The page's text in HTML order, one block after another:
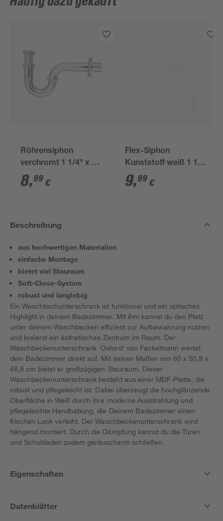
Röhrensiphon
verchromt 1 1/4" x 32
mm
8,99 €
Flex-Siphon
Kunststoff weiß 1 1/2'
x 40/50 mm
9,99 €
Beschreibung
aus hochwertigen Materialien
einfache Montage
bietet viel Stauraum
Soft-Close-System
robust und langlebig
Ein Waschtischunterschrank ist funktional und ein optisches
Highlight in deinem Badezimmer. Mit ihm kannst du den Platz
unter deinem Waschbecken effizient zur Aufbewahrung nutzen
und kreierst ein ästhetisches Zentrum im Raum. Der
Waschbeckenunterschrank 'Oxford' von Fackelmann wertet
dein Badezimmer direkt auf. Mit seinen Maßen von 60 x 50,9 x
48,8 cm bietet er großzügigen Stauraum. Dieser
Waschbeckenunterschrank besteht aus einer MDF-Platte, die
robust und pflegeleicht ist. Dabei überzeugt die hochglänzende
Oberfläche in Weiß durch ihre moderne Ausstrahlung und
pflegeleichte Handhabung, die Deinem Badezimmer einen
frischen Look verleiht. Der Waschbeckenunterschrank wird
hängend montiert. Durch die Dämpfung kannst du die Türen
und Schubladen zudem geräuscharm schließen.
Eigenschaften
Datenblätter